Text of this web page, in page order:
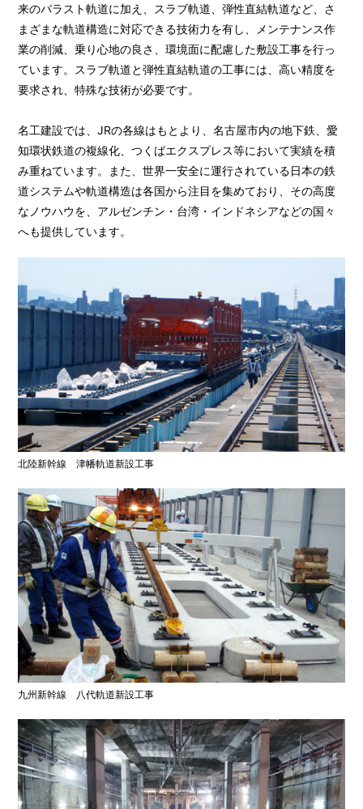
来のバラスト軌道に加え、スラブ軌道、弾性直結軌道など、さ
まざまな軌道構造に対応できる技術力を有し、メンテナンス作
業の削減、乗り心地の良さ、環境面に配慮した敷設工事を行っ
ています。スラブ軌道と弾性直結軌道の工事には、高い精度を
要求され、特殊な技術が必要です。
名工建設では、JRの各線はもとより、名古屋市内の地下鉄、愛
知環状鉄道の複線化、つくばエクスプレス等において実績を積
み重ねています。また、世界一安全に運行されている日本の鉄
道システムや軌道構造は各国から注目を集めており、その高度
なノウハウを、アルゼンチン・台湾・インドネシアなどの国々
へも提供しています。
北陸新幹線 津幡軌道新設工事
九州新幹線 八代軌道新設工事